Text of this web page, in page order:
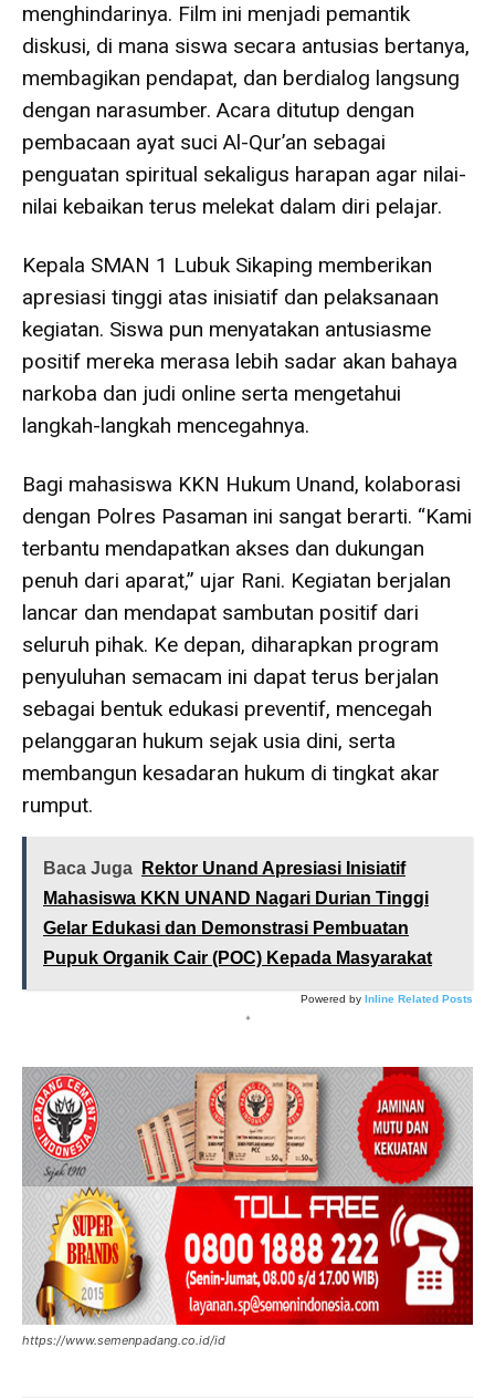
menghindarinya. Film ini menjadi pemantik
diskusi, di mana siswa secara antusias bertanya,
membagikan pendapat, dan berdialog langsung
dengan narasumber. Acara ditutup dengan
pembacaan ayat suci Al-Qur’an sebagai
penguatan spiritual sekaligus harapan agar nilai-
nilai kebaikan terus melekat dalam diri pelajar.
Kepala SMAN 1 Lubuk Sikaping memberikan
apresiasi tinggi atas inisiatif dan pelaksanaan
kegiatan. Siswa pun menyatakan antusiasme
positif mereka merasa lebih sadar akan bahaya
narkoba dan judi online serta mengetahui
langkah-langkah mencegahnya.
Bagi mahasiswa KKN Hukum Unand, kolaborasi
dengan Polres Pasaman ini sangat berarti. “Kami
terbantu mendapatkan akses dan dukungan
penuh dari aparat,” ujar Rani. Kegiatan berjalan
lancar dan mendapat sambutan positif dari
seluruh pihak. Ke depan, diharapkan program
penyuluhan semacam ini dapat terus berjalan
sebagai bentuk edukasi preventif, mencegah
pelanggaran hukum sejak usia dini, serta
membangun kesadaran hukum di tingkat akar
rumput.
Baca Juga
Rektor Unand Apresiasi Inisiatif
Mahasiswa KKN UNAND Nagari Durian Tinggi
Gelar Edukasi dan Demonstrasi Pembuatan
Pupuk Organik Cair (POC) Kepada Masyarakat
Powered by Inline Related Posts
*
https://www.semenpadang.co.id/id